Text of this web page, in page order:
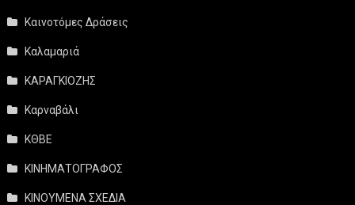
Καινοτόμες Δράσεις
Καλαμαριά
ΚΑΡΑΓΚΙΟΖΗΣ
Καρναβάλι
ΚΘΒΕ
ΚΙΝΗΜΑΤΟΓΡΑΦΟΣ
ΚΙΝΟΥΜΕΝΑ ΣΧΕΔΙΑ